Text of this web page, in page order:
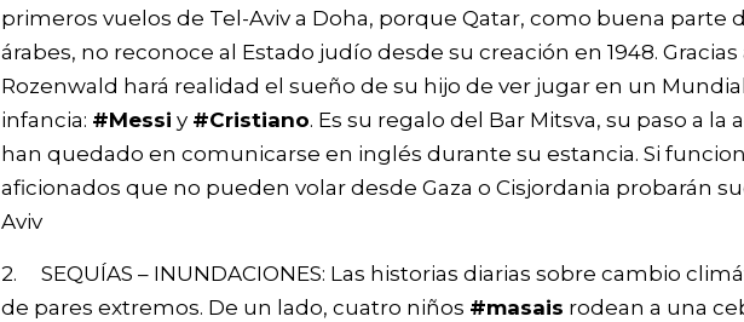
primeros vuelos de Tel-Aviv a Doha, porque Qatar, como buena parte
árabes, no reconoce al Estado judío desde su creación en 1948.
Rozenwald hará realidad el sueño de su hijo de ver jugar en un
infancia: #Messi y #Cristiano. Es su regalo del Bar Mitsva, su paso a la
han quedado en comunicarse en inglés durante su estancia. Si
aficionados que no pueden volar desde Gaza o Cisjordania probarán
Aviv
2. SEQUÍAS – INUNDACIONES: Las historias diarias sobre cambio
de pares extremos. De un lado, cuatro niños #masais rodean a una